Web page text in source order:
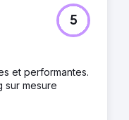
5
et performantes.
sur mesure